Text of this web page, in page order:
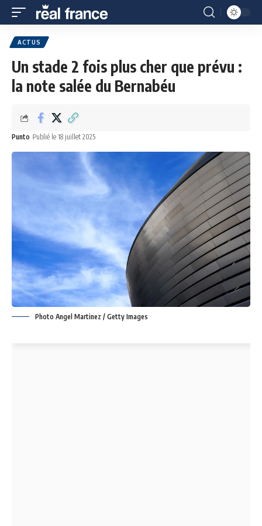
ACTUS
Un stade 2 fois plus cher que prévu :
la note salée du Bernabéu
Punto Publié le 18 juillet 2025
Photo Angel Martinez / Getty Images